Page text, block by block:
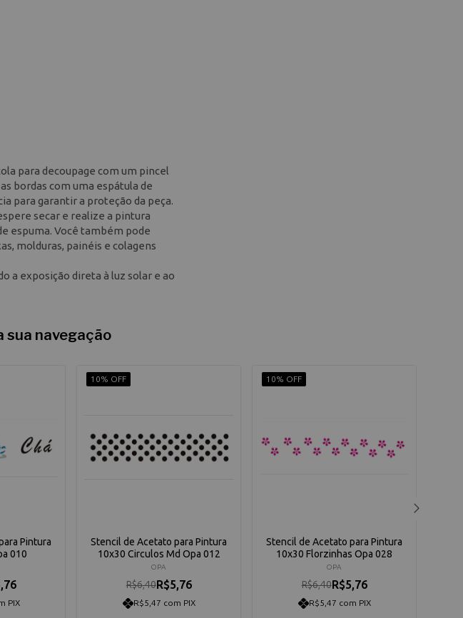
para decoupage com um pincel
bordas com uma espátula de
para garantir a proteção da peça.
secar e realize a pintura
espuma. Você também pode
molduras, painéis e colagens
a exposição direta à luz solar e ao
sua navegação
Pintura
010
PIX
10% OFF
Stencil de Acetato para Pintura
10x30 Circulos Md Opa 012
OPA
R$6,40R$5,76
R$5,47 com PIX
10% OFF
Stencil de Acetato para Pintura
10x30 Florzinhas Opa 028
OPA
R$6,40R$5,76
R$5,47 com PIX